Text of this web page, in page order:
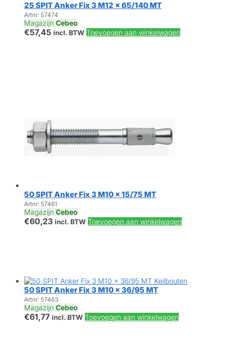
25 SPIT Anker Fix 3 M12 x 65/140 MT
Artnr: 57474
Magazijn Cebeo
€57,45 incl. BTW Toevoegen aan winkelwagen
50 SPIT Anker Fix 3 M10 x 15/75 MT
Artnr: 57461
Magazijn Cebeo
€60,23 incl. BTW Toevoegen aan winkelwagen
50 SPIT Anker Fix 3 M10 x 36/95 MT
Artnr: 57463
Magazijn Cebeo
€61,77 incl. BTW Toevoegen aan winkelwagen